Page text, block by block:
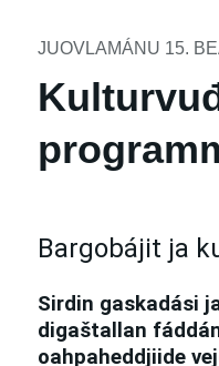
JUOVLAMÁNU 15.
Bargobájit ja
Sirdin gaskadási
digaštallan
oahpaheddjiide